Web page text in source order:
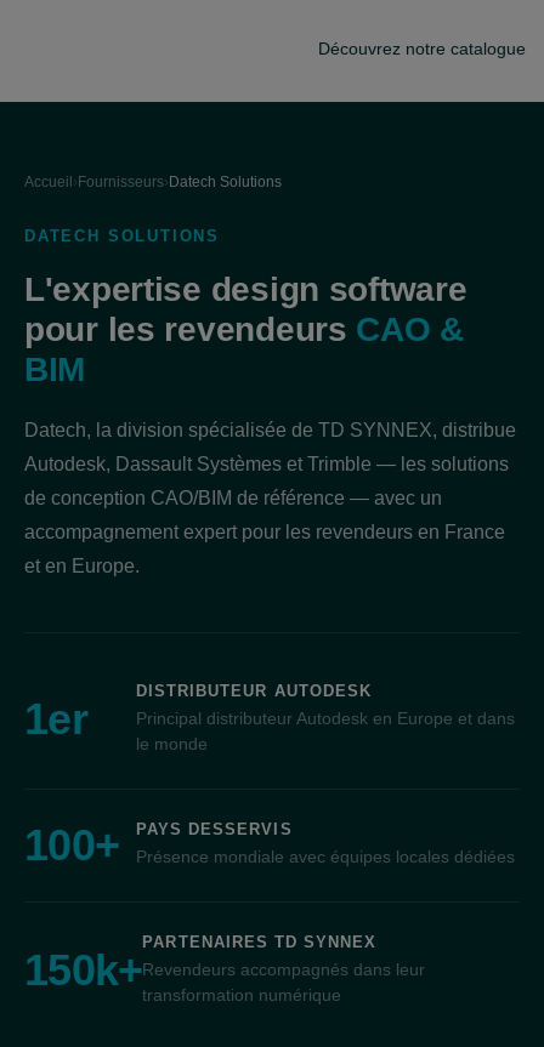
Découvrez notre catalogue
Accueil › Fournisseurs› Datech Solutions
DATECH SOLUTIONS
L'expertise design software
pour les revendeurs CAO &
BIM
Datech, la division spécialisée de TD SYNNEX, distribue
Autodesk, Dassault Systèmes et Trimble — les solutions
de conception CAO/BIM de référence — avec un
accompagnement expert pour les revendeurs en France
et en Europe.
1er
DISTRIBUTEUR AUTODESK
Principal distributeur Autodesk en Europe et dans
le monde
100+ PAYS DESSERVIS
Présence mondiale avec équipes locales dédiées
150k+
PARTENAIRES TD SYNNEX
Revendeurs accompagnés dans leur
transformation numérique